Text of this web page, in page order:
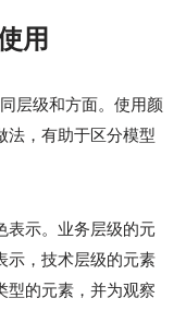
用
层级和方面。使用颜
法，有助于区分模型
表示。业务层级的元
示，技术层级的元素
型的元素，并为观察